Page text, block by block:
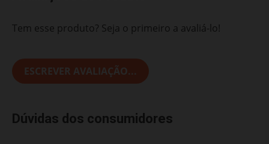
Tem esse produto? Seja o primeiro a avaliá-lo!
ESCREVER AVALIAÇÃO...
Dúvidas dos consumidores